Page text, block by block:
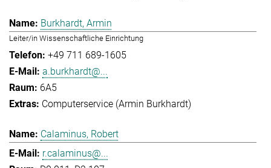
Burkhardt, Armin
Leiter/in Wissenschaftliche Einrichtung
+49 711 689-1605
a.burkhardt@...
6A5
Computerservice (Armin Burkhardt)
Calaminus, Robert
r.calaminus@...